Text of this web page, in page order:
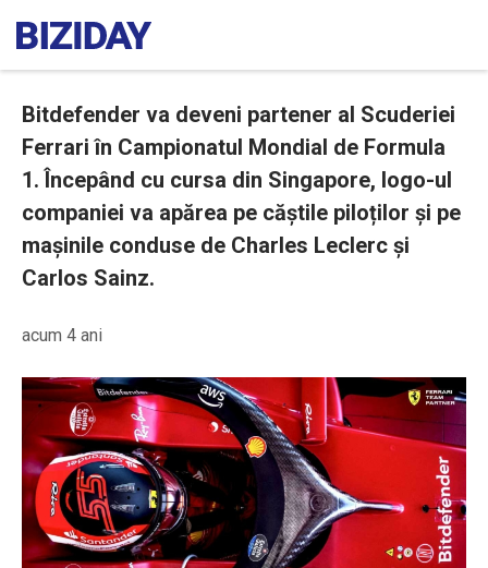
Bitdefender va deveni partener al Scuderiei
Ferrari în Campionatul Mondial de Formula
1. Începând cu cursa din Singapore, logo-ul
companiei va apărea pe căștile piloților și pe
mașinile conduse de Charles Leclerc și
Carlos Sainz.
acum 4 ani